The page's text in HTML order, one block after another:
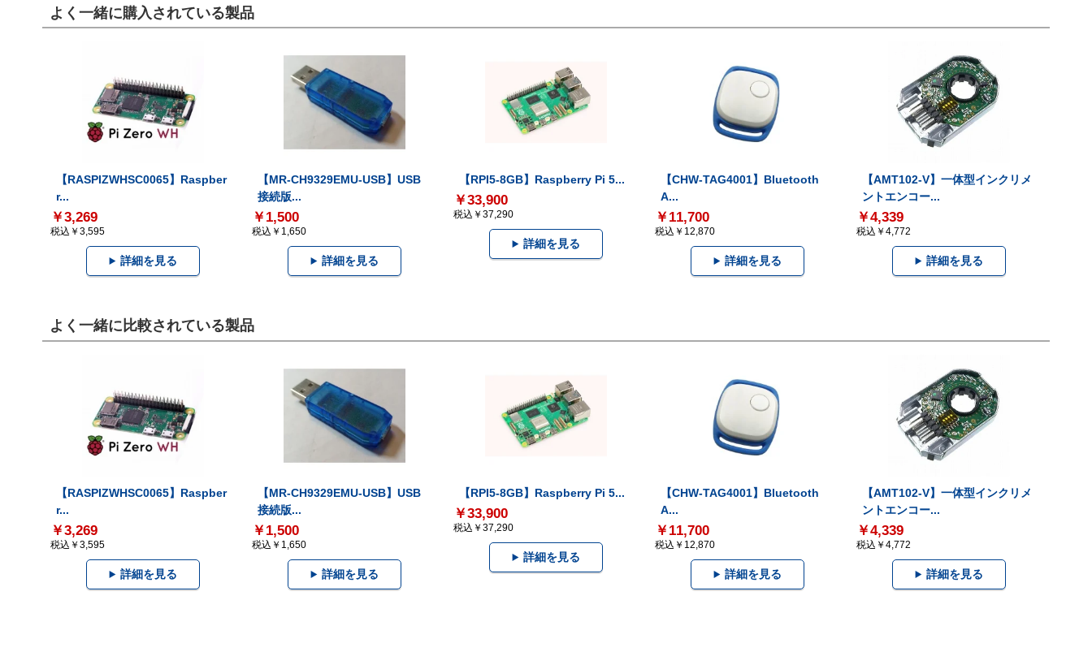
よく一緒に購入されている製品
【RASPIZWHSC0065】Raspber
r...
￥3,269
税込￥3,595
詳細を見る
【MR-CH9329EMU-USB】USB
接続版...
￥1,500
税込￥1,650
詳細を見る
【RPI5-8GB】Raspberry Pi 5...
￥33,900
税込￥37,290
詳細を見る
【CHW-TAG4001】Bluetooth
A...
￥11,700
税込￥12,870
詳細を見る
【AMT102-V】一体型インクリメ
ントエンコー...
￥4,339
税込￥4,772
詳細を見る
よく一緒に比較されている製品
【RASPIZWHSC0065】Raspber
r...
￥3,269
税込￥3,595
詳細を見る
【MR-CH9329EMU-USB】USB
接続版...
￥1,500
税込￥1,650
詳細を見る
【RPI5-8GB】Raspberry Pi 5...
￥33,900
税込￥37,290
詳細を見る
【CHW-TAG4001】Bluetooth
A...
￥11,700
税込￥12,870
詳細を見る
【AMT102-V】一体型インクリメ
ントエンコー...
￥4,339
税込￥4,772
詳細を見る